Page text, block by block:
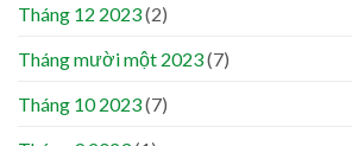
Tháng 12 2023(2)
Tháng mười một 2023(7)
Tháng 10 2023(7)